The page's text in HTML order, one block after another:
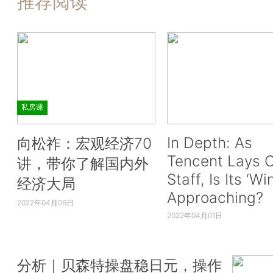
私房课
向松祚：宏观经济70
讲，带你了解国内外
经济大局
2022年04月06日
In Depth: As
Tencent Lays
Staff, Is Its
Approaching?
2022年04月01日
分析｜贝森特操盘稳日元，操作